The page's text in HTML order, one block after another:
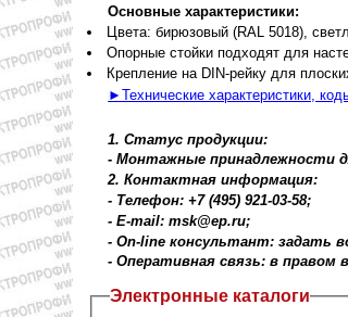
Основные характеристики:
Цвета: бирюзовый (RAL 5018),
Опорные стойки подходят для
Крепление на DIN-рейку для
►Технические характеристики,
1. Статус продукции:
- Монтажные принадлежности
2. Контактная информация:
- Телефон: +7 (495) 921-03-58;
- E-mail: msk@ep.ru;
- On-line консультант: задать
- Оперативная связь: в правом
Электронные каталоги